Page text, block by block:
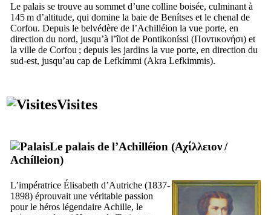
Le palais se trouve au sommet d’une colline boisée, culminant à
145 m d’altitude, qui domine la baie de Benítses et le chenal de
Corfou. Depuis le belvédère de l’Achilléion la vue porte, en
direction du nord, jusqu’à l’îlot de Pontikoníssi (Ποντικονήσι) et
la ville de Corfou ; depuis les jardins la vue porte, en direction du
sud-est, jusqu’au cap de Lefkímmi (Akra Lefkimmis).
Visites
Le palais de l’Achilléion (Αχίλλειον/
Achílleion)
L’impératrice Élisabeth d’Autriche (1837-
1898) éprouvait une véritable passion
pour le héros légendaire Achille, le